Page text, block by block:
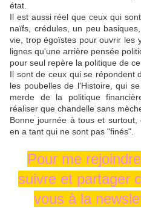
état.
Il est aussi réel que ceux qui
naïfs, crédules, un peu
vie, trop égoïstes pour ouvrir les
lignes qu'une arrière pensée
pour seul repère la politique de
Il sont de ceux qui se répondent
les poubelles de l'Histoire, qui
merde de la politique
réaliser que chandelle sans
Bonne journée à tous et
en a tant qui ne sont pas "finés".
Pour me
suivre et partager
vous à la